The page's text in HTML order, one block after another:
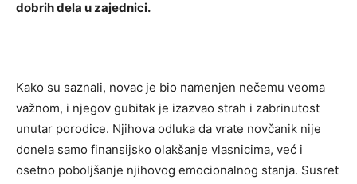
dobrih dela u zajednici.
Kako su saznali, novac je bio namenjen nečemu veoma
važnom, i njegov gubitak je izazvao strah i zabrinutost
unutar porodice. Njihova odluka da vrate novčanik nije
donela samo finansijsko olakšanje vlasnicima, već i
osetno poboljšanje njihovog emocionalnog stanja. Susret